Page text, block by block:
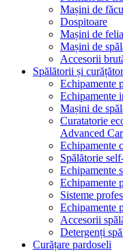
Mașini de
Dospitoare
Mașini de
Mașini de
Accesorii
Spălătorii și
Echipamente
Echipamente
Mașini de
Curatatorie
Advanced
Echipamente
Spălătorie
Echipamente
Echipamente
Sisteme
Echipamente
Accesorii
Detergenți
Curățare pardoseli